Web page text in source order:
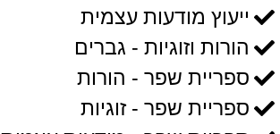
ייעוץ מודעות עצמית
הורות וזוגיות - גברים
ספריית שפר - הורות
ספריית שפר - זוגיות